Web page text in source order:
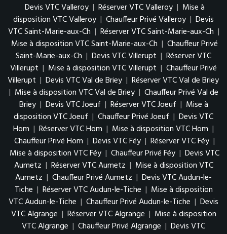
Devis VTC Valleroy | Réserver VTC Valleroy | Mise à
disposition VTC Valleroy | Chauffeur Privé Valleroy | Devis
VTC Saint-Marie-aux-Ch | Réserver VTC Saint-Marie-aux-Ch |
Mise à disposition VTC Saint-Marie-aux-Ch | Chauffeur Privé
Saint-Marie-aux-Ch | Devis VTC Villerupt | Réserver VTC
Villerupt | Mise à disposition VTC Villerupt | Chauffeur Privé
Villerupt | Devis VTC Val de Briey | Réserver VTC Val de Briey
| Mise à disposition VTC Val de Briey | Chauffeur Privé Val de
Briey | Devis VTC Joeuf | Réserver VTC Joeuf | Mise à
disposition VTC Joeuf | Chauffeur Privé Joeuf | Devis VTC
Hom | Réserver VTC Hom | Mise à disposition VTC Hom |
Chauffeur Privé Hom | Devis VTC Féy | Réserver VTC Féy |
Mise à disposition VTC Féy | Chauffeur Privé Féy | Devis VTC
Aumetz | Réserver VTC Aumetz | Mise à disposition VTC
Aumetz | Chauffeur Privé Aumetz | Devis VTC Audun-le-
Tiche | Réserver VTC Audun-le-Tiche | Mise à disposition
VTC Audun-le-Tiche | Chauffeur Privé Audun-le-Tiche | Devis
VTC Algrange | Réserver VTC Algrange | Mise à disposition
VTC Algrange | Chauffeur Privé Algrange | Devis VTC